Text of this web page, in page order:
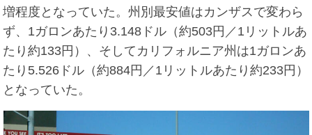
増程度となっていた。州別最安値はカンザスで変わら
ず、1ガロンあたり3.148ドル（約503円／1リットルあ
たり約133円）、そしてカリフォルニア州は1ガロンあ
たり5.526ドル（約884円／1リットルあたり約233円）
となっていた。